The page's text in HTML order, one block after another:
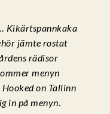
Kikärtspannkaka
jämte rostat
rädisor
menyn
on Tallinn
in påmenyn.